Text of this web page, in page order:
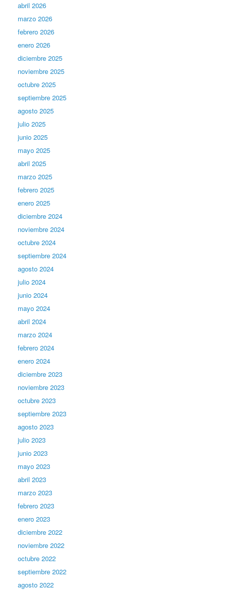
abril 2026
marzo 2026
febrero 2026
enero 2026
diciembre 2025
noviembre 2025
octubre 2025
septiembre 2025
agosto 2025
julio 2025
junio 2025
mayo 2025
abril 2025
marzo 2025
febrero 2025
enero 2025
diciembre 2024
noviembre 2024
octubre 2024
septiembre 2024
agosto 2024
julio 2024
junio 2024
mayo 2024
abril 2024
marzo 2024
febrero 2024
enero 2024
diciembre 2023
noviembre 2023
octubre 2023
septiembre 2023
agosto 2023
julio 2023
junio 2023
mayo 2023
abril 2023
marzo 2023
febrero 2023
enero 2023
diciembre 2022
noviembre 2022
octubre 2022
septiembre 2022
agosto 2022